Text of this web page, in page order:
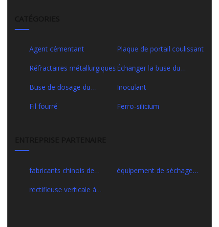
Agent cémentant Plaque de portail coulissant
Réfractaires métallurgiques Échanger la buse du
Buse de dosage du
Inoculant
Fil fourré Ferro-silicium
fabricants chinois de
équipement de séchage
rectifieuse verticale à